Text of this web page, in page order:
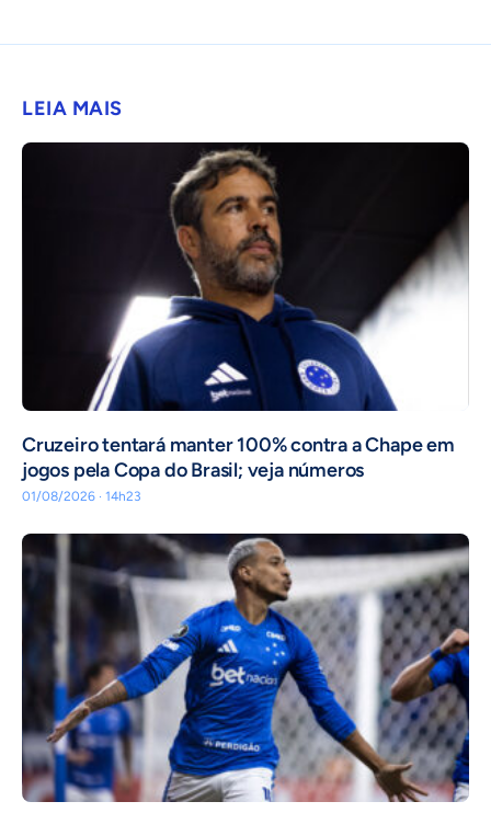
LEIA MAIS
Cruzeiro tentará manter 100% contra a Chape em
jogos pela Copa do Brasil; veja números
01/08/2026 · 14h23